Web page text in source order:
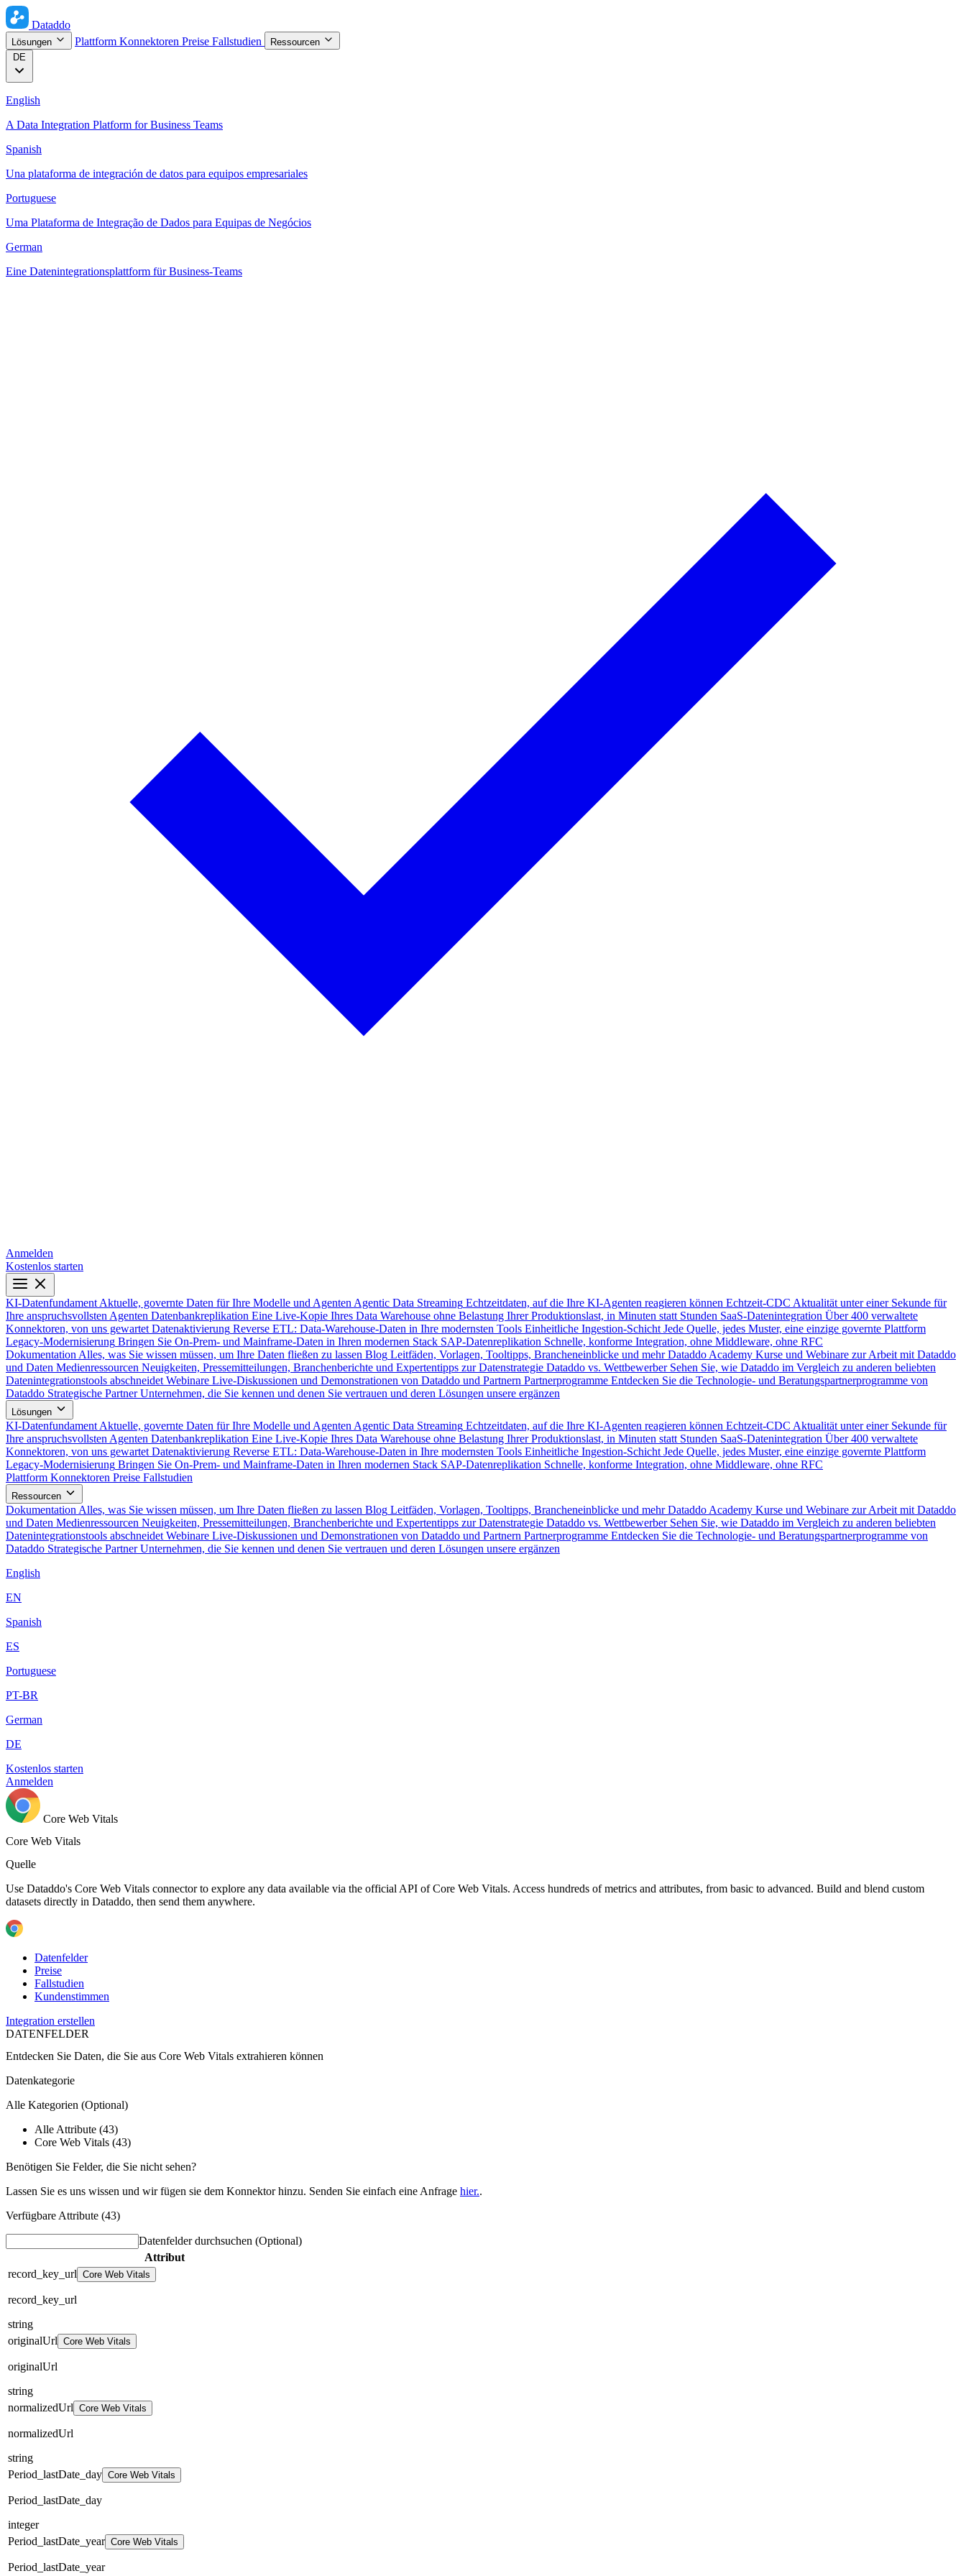
Dataddo
Lösungen Plattform Konnektoren Preise Fallstudien
Ressourcen
DE
English
A Data Integration Platform for Business Teams
Spanish
Una plataforma de integración de datos para equipos empresariales
Portuguese
Uma Plataforma de Integração de Dados para Equipas de Negócios
German
Eine Datenintegrationsplattform für Business-Teams
Anmelden
Kostenlos starten
KI-Datenfundament Aktuelle, governte Daten für Ihre Modelle und Agenten Agentic Data Streaming Echtzeitdaten, auf die Ihre KI-Agenten reagieren können Echtzeit-CDC Aktualität unter einer Sekunde für
Ihre anspruchsvollsten Agenten Datenbankreplikation Eine Live-Kopie Ihres Data Warehouse ohne Belastung Ihrer Produktionslast, in Minuten statt Stunden SaaS-Datenintegration Über 400 verwaltete
Konnektoren, von uns gewartet Datenaktivierung Reverse ETL: Data-Warehouse-Daten in Ihre modernsten Tools Einheitliche Ingestion-Schicht Jede Quelle, jedes Muster, eine einzige governte Plattform
Legacy-Modernisierung Bringen Sie On-Prem- und Mainframe-Daten in Ihren modernen Stack SAP-Datenreplikation Schnelle, konforme Integration, ohne Middleware, ohne RFC
Dokumentation Alles, was Sie wissen müssen, um Ihre Daten fließen zu lassen Blog Leitfäden, Vorlagen, Tooltipps, Brancheneinblicke und mehr Dataddo Academy Kurse und Webinare zur Arbeit mit Dataddo
und Daten Medienressourcen Neuigkeiten, Pressemitteilungen, Branchenberichte und Expertentipps zur Datenstrategie Dataddo vs. Wettbewerber Sehen Sie, wie Dataddo im Vergleich zu anderen beliebten
Datenintegrationstools abschneidet Webinare Live-Diskussionen und Demonstrationen von Dataddo und Partnern Partnerprogramme Entdecken Sie die Technologie- und Beratungspartnerprogramme von
Dataddo Strategische Partner Unternehmen, die Sie kennen und denen Sie vertrauen und deren Lösungen unsere ergänzen
Lösungen
KI-Datenfundament Aktuelle, governte Daten für Ihre Modelle und Agenten Agentic Data Streaming Echtzeitdaten, auf die Ihre KI-Agenten reagieren können Echtzeit-CDC Aktualität unter einer Sekunde für
Ihre anspruchsvollsten Agenten Datenbankreplikation Eine Live-Kopie Ihres Data Warehouse ohne Belastung Ihrer Produktionslast, in Minuten statt Stunden SaaS-Datenintegration Über 400 verwaltete
Konnektoren, von uns gewartet Datenaktivierung Reverse ETL: Data-Warehouse-Daten in Ihre modernsten Tools Einheitliche Ingestion-Schicht Jede Quelle, jedes Muster, eine einzige governte Plattform
Legacy-Modernisierung Bringen Sie On-Prem- und Mainframe-Daten in Ihren modernen Stack SAP-Datenreplikation Schnelle, konforme Integration, ohne Middleware, ohne RFC
Plattform Konnektoren Preise Fallstudien
Ressourcen
Dokumentation Alles, was Sie wissen müssen, um Ihre Daten fließen zu lassen Blog Leitfäden, Vorlagen, Tooltipps, Brancheneinblicke und mehr Dataddo Academy Kurse und Webinare zur Arbeit mit Dataddo
und Daten Medienressourcen Neuigkeiten, Pressemitteilungen, Branchenberichte und Expertentipps zur Datenstrategie Dataddo vs. Wettbewerber Sehen Sie, wie Dataddo im Vergleich zu anderen beliebten
Datenintegrationstools abschneidet Webinare Live-Diskussionen und Demonstrationen von Dataddo und Partnern Partnerprogramme Entdecken Sie die Technologie- und Beratungspartnerprogramme von
Dataddo Strategische Partner Unternehmen, die Sie kennen und denen Sie vertrauen und deren Lösungen unsere ergänzen
English
EN
Spanish
ES
Portuguese
PT-BR
German
DE
Kostenlos starten
Anmelden
Core Web Vitals
Core Web Vitals
Quelle
Use Dataddo's Core Web Vitals connector to explore any data available via the official API of Core Web Vitals. Access hundreds of metrics and attributes, from basic to advanced. Build and blend custom
datasets directly in Dataddo, then send them anywhere.
Datenfelder
Preise
Fallstudien
Kundenstimmen
Integration erstellen
DATENFELDER
Entdecken Sie Daten, die Sie aus Core Web Vitals extrahieren können
Datenkategorie
Alle Kategorien (Optional)
Alle Attribute (43)
Core Web Vitals (43)
Benötigen Sie Felder, die Sie nicht sehen?
Lassen Sie es uns wissen und wir fügen sie dem Konnektor hinzu. Senden Sie einfach eine Anfrage hier..
Verfügbare Attribute (43)
Datenfelder durchsuchen (Optional)
Attribut
record_key_url Core Web Vitals
record_key_url
string
originalUrl Core Web Vitals
originalUrl
string
normalizedUrl Core Web Vitals
normalizedUrl
string
Period_lastDate_day Core Web Vitals
Period_lastDate_day
integer
Period_lastDate_year Core Web Vitals
Period_lastDate_year